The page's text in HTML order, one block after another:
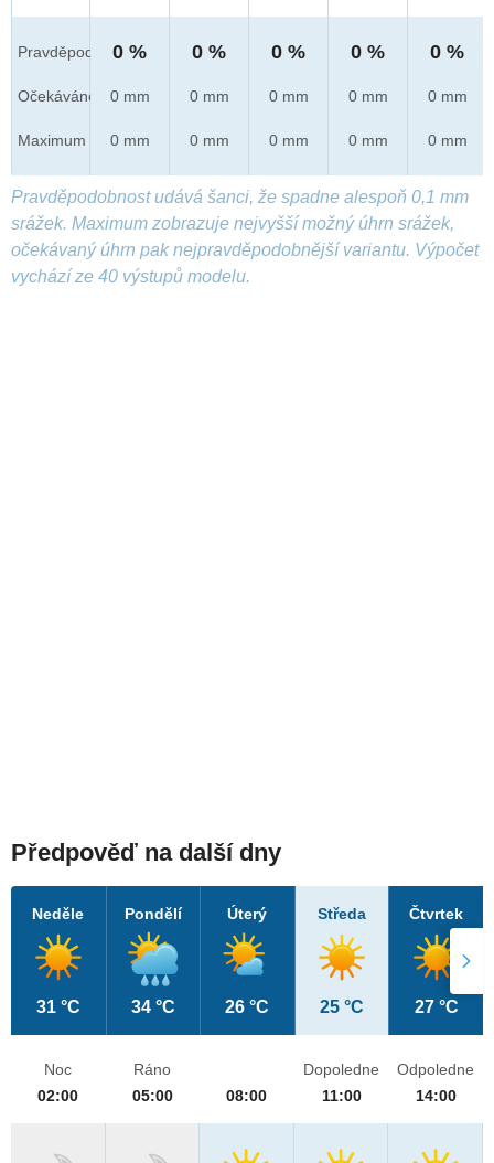
Pravděpod.
Očekáváno
Maximum
0 %
0 mm
0 mm
0 %
0 mm
0 mm
0 %
0 mm
0 mm
0 %
0 mm
0 mm
0 %
0 mm
0 mm
Pravděpodobnost udává šanci, že spadne alespoň 0,1 mm
srážek. Maximum zobrazuje nejvyšší možný úhrn srážek,
očekávaný úhrn pak nejpravděpodobnější variantu. Výpočet
vychází ze 40 výstupů modelu.
Předpověď na další dny
Neděle
31 °C
Pondělí
34 °C
Úterý
26 °C
Středa
25 °C
Čtvrtek
27 °C
Noc
02:00
Ráno
05:00
08:00
Dopoledne
11:00
Odpoledne
14:00